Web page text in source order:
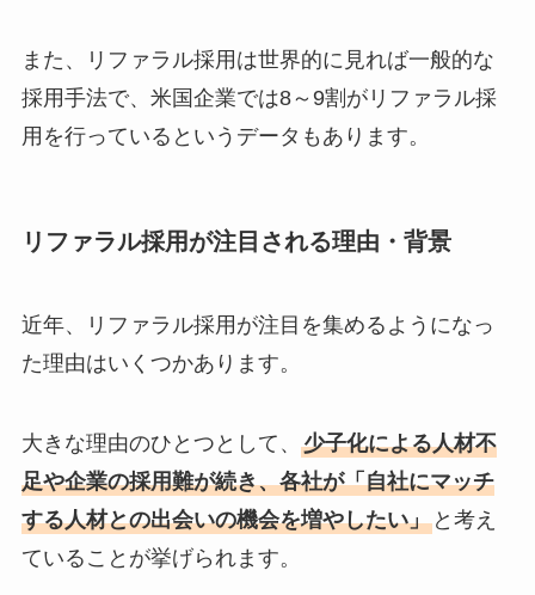
また、リファラル採用は世界的に見れば一般的な
採用手法で、米国企業では8～9割がリファラル採
用を行っているというデータもあります。
リファラル採用が注目される理由・背景
近年、リファラル採用が注目を集めるようになっ
た理由はいくつかあります。
大きな理由のひとつとして、 少子化による人材不
足や企業の採用難が続き、各社が「自社にマッチ
する人材との出会いの機会を増やしたい」と考え
ていることが挙げられます。